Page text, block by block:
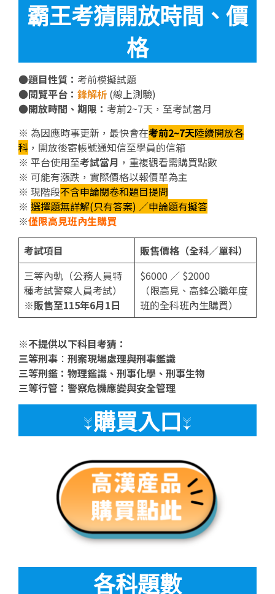
霸王考猜開放時間、價
格
●題目性質： 考前模擬試題
●閱覽平台： 鋒解析 (線上測驗)
●開放時間、期限： 考前2~7天，至考試當月
※ 為因應時事更新，最快會在考前2~7天陸續開放各
科 ，開放後寄帳號通知信至學員的信箱
※ 平台使用至考試當月 ，重複觀看需購買點數
※ 可能有漲跌，實際價格以報價單為主
※ 現階段不含申論閱卷和題目提問
※ 選擇題無詳解(只有答案) ／申論題有擬答
※僅限高見班內生購買
考試項目
販售價格（全科／單科）
三等內軌（公務人員特
種考試警察人員考試）
※販售至115年6月1日
$6000 ／ $2000
（限高見、高鋒公職年度
班的全科班內生購買）
※不提供以下科目考猜：
三等刑事 ： 刑案現場處理與刑事鑑識
三等刑鑑：物理鑑識、刑事化學、刑事生物
三等行管：警察危機應變與安全管理
↓購買入口↓
各科題數